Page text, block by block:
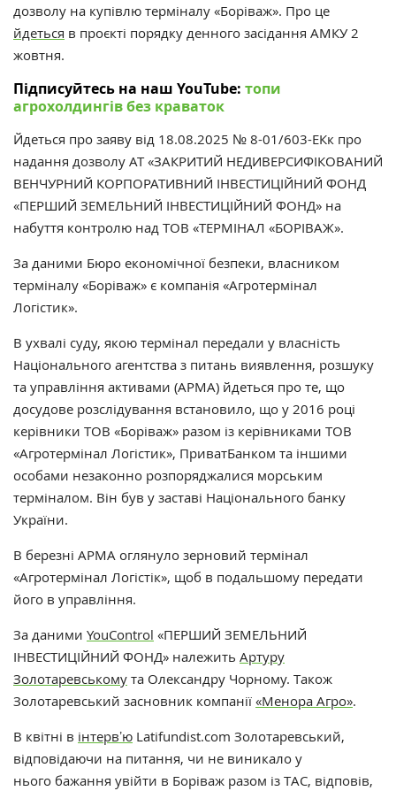
дозволу на купівлю терміналу «Боріваж». Про це
йдеться в проєкті порядку денного засідання АМКУ 2
жовтня.
Підписуйтесь на наш YouTube: топи
агрохолдингів без краваток
Йдеться про заяву від 18.08.2025 № 8-01/603-ЕКк про
надання дозволу АТ «ЗАКРИТИЙ НЕДИВЕРСИФІКОВАНИЙ
ВЕНЧУРНИЙ КОРПОРАТИВНИЙ ІНВЕСТИЦІЙНИЙ ФОНД
«ПЕРШИЙ ЗЕМЕЛЬНИЙ ІНВЕСТИЦІЙНИЙ ФОНД» на
набуття контролю над ТОВ «ТЕРМІНАЛ «БОРІВАЖ».
За даними Бюро економічної безпеки, власником
терміналу «Боріваж» є компанія «Агротермінал
Логістик».
В ухвалі суду, якою термінал передали у власність
Національного агентства з питань виявлення, розшуку
та управління активами (АРМА) йдеться про те, що
досудове розслідування встановило, що у 2016 році
керівники ТОВ «Боріваж» разом із керівниками ТОВ
«Агротермінал Логістик», ПриватБанком та іншими
особами незаконно розпоряджалися морським
терміналом. Він був у заставі Національного банку
України.
В березні АРМА оглянуло зерновий термінал
«Агротермінал Логістік», щоб в подальшому передати
його в управління.
За даними YouControl «ПЕРШИЙ ЗЕМЕЛЬНИЙ
ІНВЕСТИЦІЙНИЙ ФОНД» належить Артуру
Золотаревському та Олександру Чорному. Також
Золотаревський засновник компанії «Менора Агро».
В квітні в інтервʼю Latifundist.com Золотаревський,
відповідаючи на питання, чи не виникало у
нього бажання увійти в Боріваж разом із TАС, відповів,